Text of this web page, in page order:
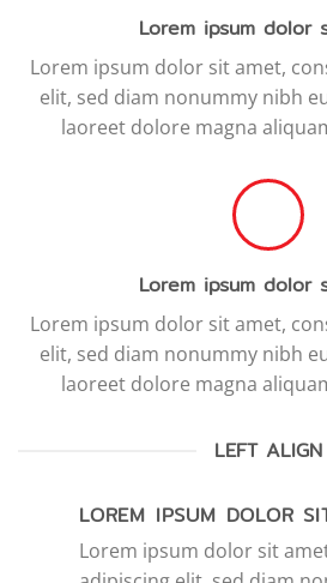
Lorem ipsum dolor
Lorem ipsum dolor sit amet,
elit, sed diam nonummy nibh
laoreet dolore magna
Lorem ipsum dolor
Lorem ipsum dolor sit amet,
elit, sed diam nonummy nibh
laoreet dolore magna
LEFT ALIGN
LOREM IPSUM DOLOR
Lorem ipsum dolor sit